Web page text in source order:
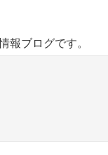
報ブログです。